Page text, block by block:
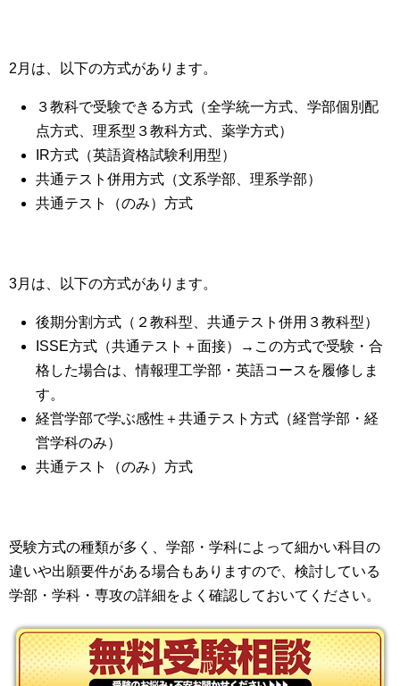
2月は、以下の方式があります。
３教科で受験できる方式（全学統一方式、学部個別配
点方式、理系型３教科方式、薬学方式）
IR方式（英語資格試験利用型）
共通テスト併用方式（文系学部、理系学部）
共通テスト（のみ）方式
3月は、以下の方式があります。
後期分割方式（２教科型、共通テスト併用３教科型）
ISSE方式（共通テスト＋面接）→この方式で受験・合
格した場合は、情報理工学部・英語コースを履修しま
す。
経営学部で学ぶ感性＋共通テスト方式（経営学部・経
営学科のみ）
共通テスト（のみ）方式
受験方式の種類が多く、学部・学科によって細かい科目の
違いや出願要件がある場合もありますので、検討している
学部・学科・専攻の詳細をよく確認しておいてください。